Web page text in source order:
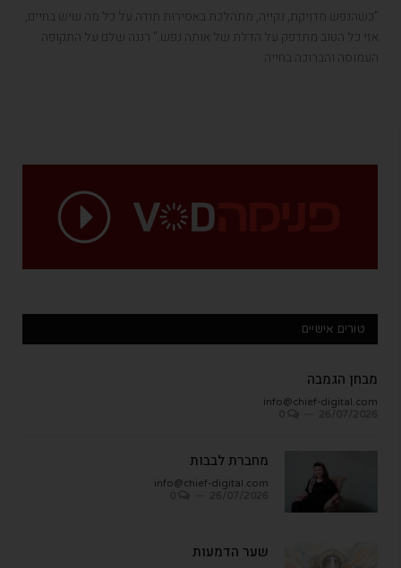
"כשהנפש מדויקת, נקייה, מתהלכת באסירוּת תודה על כל מה שיש בחיים,
אזי כל הטוב מתדפק על הדלת של אותה נפש." רננה שלם על התקופה
העמוסה והברוכה בחייה
טורים אישיים
מבחן הגמבה
info@chief-digital.com
מחברת לבבות
info@chief-digital.com
שער הדמעות